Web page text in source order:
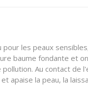
les peaux
baume fondante et
Au contact de
apaise la peau, la